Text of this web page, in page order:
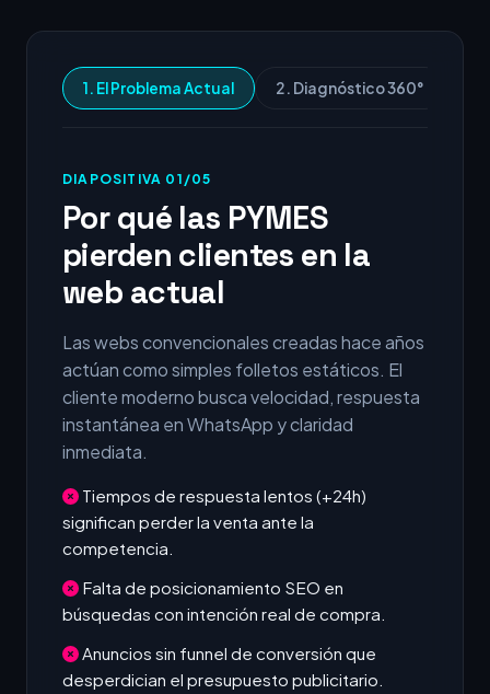
1. El Problema Actual 2. Diagnóstico 360°
DIAPOSITIVA 01/05
Por qué las PYMES
pierden clientes en la
web actual
Las webs convencionales creadas hace años
actúan como simples folletos estáticos. El
cliente moderno busca velocidad, respuesta
instantánea en WhatsApp y claridad
inmediata.
Tiempos de respuesta lentos (+24h)
significan perder la venta ante la
competencia.
Falta de posicionamiento SEO en
búsquedas con intención real de compra.
Anuncios sin funnel de conversión que
desperdician el presupuesto publicitario.